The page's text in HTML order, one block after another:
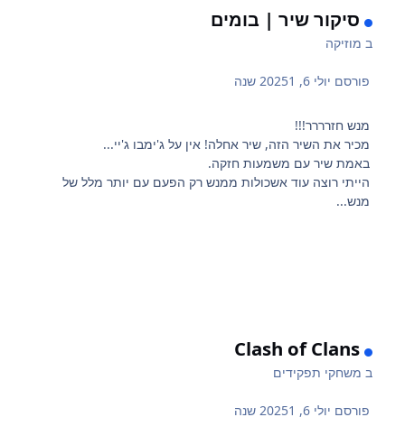
סיקור שיר | בומים
ב מוזיקה
פורסם יולי 6, 2025 1 שנה
מנש חזרררר!!!
מכיר את השיר הזה, שיר אחלה! אין על ג'ימבו ג'יי...
באמת שיר עם משמעות חזקה.
הייתי רוצה עוד אשכולות ממנש רק הפעם עם יותר מלל של
מנש...
Clash of Clans
ב משחקי תפקידים
פורסם יולי 6, 2025 1 שנה